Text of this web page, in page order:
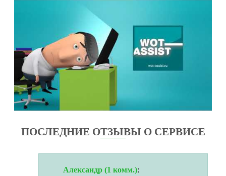
ПОСЛЕДНИЕ ОТЗЫВЫ О СЕРВИСЕ
Александр (1 комм.):